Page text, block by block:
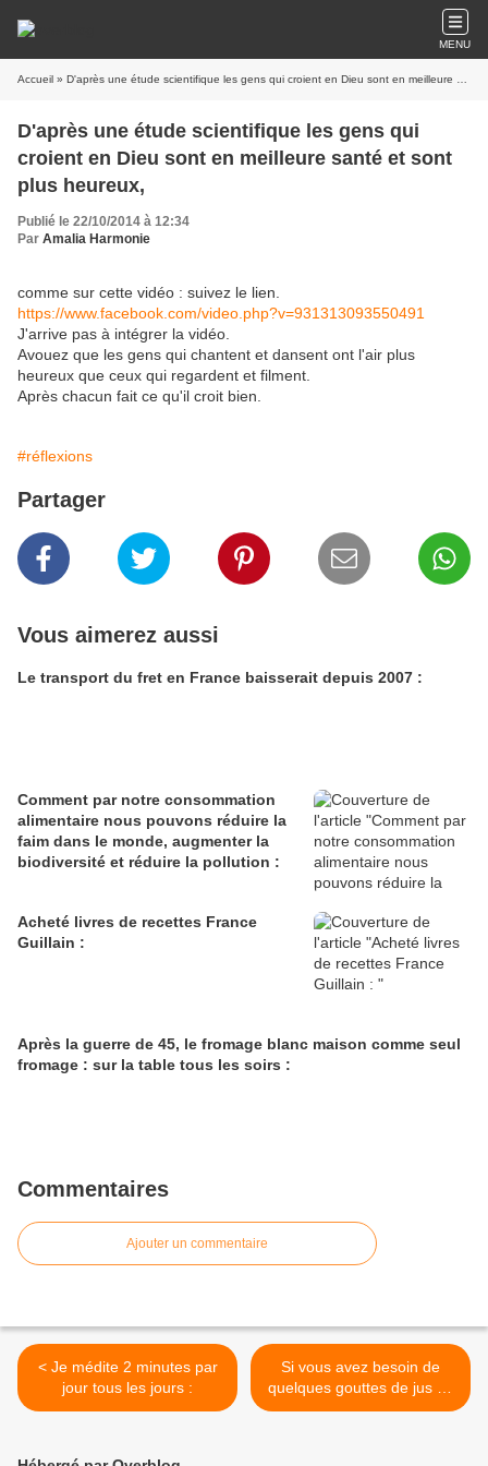
MENU
Accueil » D'après une étude scientifique les gens qui croient en Dieu sont en meilleure santé et sont plus heureux,
D'après une étude scientifique les gens qui
croient en Dieu sont en meilleure santé et sont
plus heureux,
Publié le 22/10/2014 à 12:34
Par Amalia Harmonie
comme sur cette vidéo : suivez le lien.
https://www.facebook.com/video.php?v=931313093550491
J'arrive pas à intégrer la vidéo.
Avouez que les gens qui chantent et dansent ont l'air plus
heureux que ceux qui regardent et filment.
Après chacun fait ce qu'il croit bien.
#réflexions
Partager
Vous aimerez aussi
Le transport du fret en France baisserait depuis 2007 :
Comment par notre consommation
alimentaire nous pouvons réduire la
faim dans le monde, augmenter la
biodiversité et réduire la pollution :
Acheté livres de recettes France
Guillain :
Après la guerre de 45, le fromage blanc maison comme seul
fromage : sur la table tous les soirs :
Commentaires
Ajouter un commentaire
< Je médite 2 minutes par
jour tous les jours :
Si vous avez besoin de
quelques gouttes de jus de
citron : >